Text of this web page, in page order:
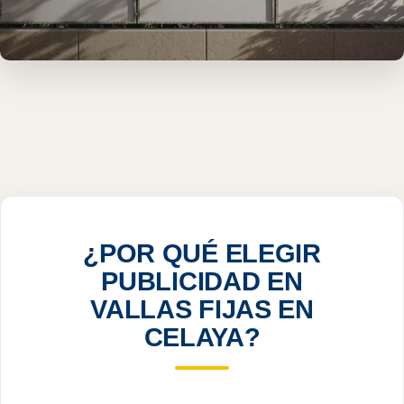
¿POR QUÉ ELEGIR
PUBLICIDAD EN
VALLAS FIJAS EN
CELAYA?